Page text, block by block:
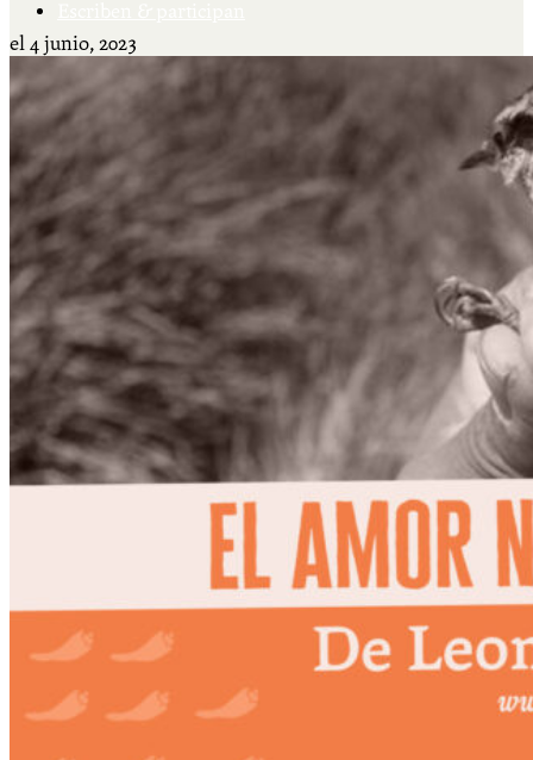
Educación
Literatura
Filosofía
Psicología
el 4 junio, 2023